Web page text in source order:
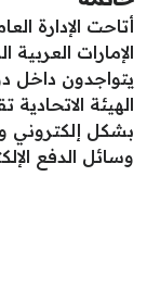
أتاحت الإدارة
الإمارات
يتواجدون داخل
الهيئة
بشكل إلكتروني
وسائل الدفع